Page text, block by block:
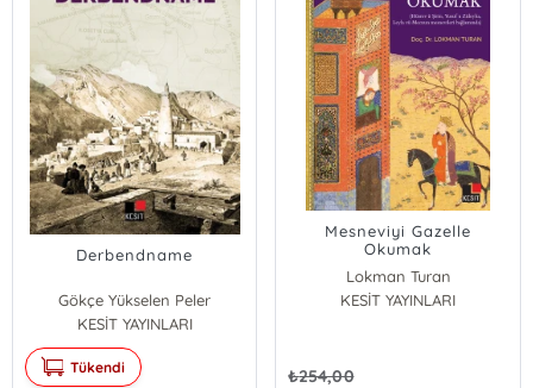
Derbendname
Gökçe Yükselen Peler
KESİT YAYINLARI
Tükendi
Mesneviyi Gazelle
Okumak
Lokman Turan
KESİT YAYINLARI
₺254,00